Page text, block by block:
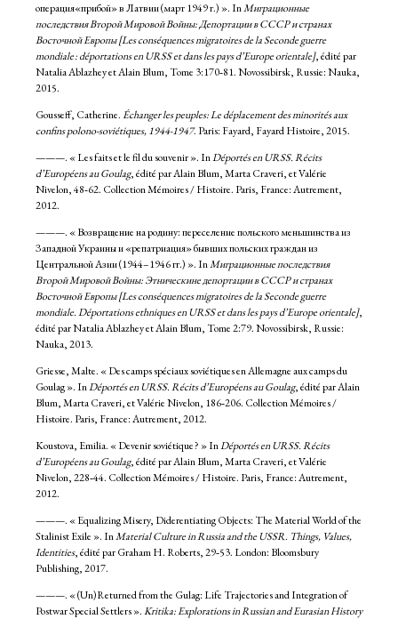
операция«прибой» в Латвии (март 1949 г.) ». InМиграционные
последствия Второй Мировой Войны: Депортации в СССР и странах
Восточной Европы [Les conséquences migratoires de la Seconde guerre
mondiale : déportations en URSS et dans les pays d’Europe orientale], édité par
Natalia Ablazhey et Alain Blum, Tome 3:170‑81. Novossibirsk, Russie: Nauka,
2015.
Gousseff, Catherine.Échanger les peuples: Le déplacement des minorités aux
confins polono-soviétiques, 1944-1947. Paris: Fayard, Fayard Histoire, 2015.
———. « Les faits et le fil du souvenir ». InDéportés en URSS. Récits
d’Européens au Goulag, édité par Alain Blum, Marta Craveri, et Valérie
Nivelon, 48‑62. Collection Mémoires / Histoire. Paris, France: Autrement,
2012.
———. « Возвращение на родину: переселение польского меньшинства из
Западной Украины и «репатриация» бывших польских граждан из
Центральной Азии (1944–1946 гг.) ». InМиграционные последствия
Второй Мировой Войны: Этническине депортации в СССР и странах
Восточной Европы [Les conséquences migratoires de la Seconde guerre
mondiale. Déportations ethniques en URSS et dans les pays d’Europe orientale],
édité par Natalia Ablazhey et Alain Blum, Tome 2:79. Novossibirsk, Russie:
Nauka, 2013.
Griesse, Malte. « Des camps spéciaux soviétiques en Allemagne aux camps du
Goulag ». InDéportés en URSS. Récits d’Européens au Goulag, édité par Alain
Blum, Marta Craveri, et Valérie Nivelon, 186‑206. Collection Mémoires /
Histoire. Paris, France: Autrement, 2012.
Koustova, Emilia. « Devenir soviétique ? » InDéportés en URSS. Récits
d’Européens au Goulag, édité par Alain Blum, Marta Craveri, et Valérie
Nivelon, 228‑44. Collection Mémoires / Histoire. Paris, France: Autrement,
2012.
———. « Equalizing Misery, Diderentiating Objects: The Material World of the
Stalinist Exile ». InMaterial Culture in Russia and the USSR. Things, Values,
Identities, édité par Graham H. Roberts, 29‑53. London: Bloomsbury
Publishing, 2017.
———. « (Un)Returned from the Gulag: Life Trajectories and Integration of
Postwar Special Settlers ».Kritika: Explorations in Russian and Eurasian History